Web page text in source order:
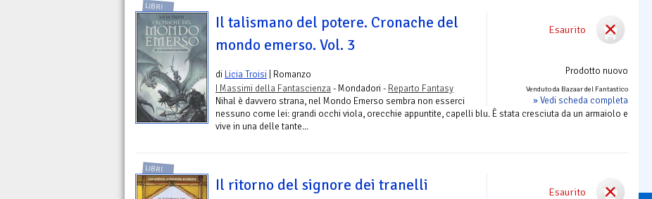
Esaurito
Prodotto nuovo
Venduto da Bazaar del Fantastico
» Vedi scheda completa
LIBRI
Il talismano del potere. Cronache del
mondo emerso. Vol. 3
di Licia Troisi | Romanzo
I Massimi della Fantascienza- Mondadori - Reparto Fantasy
Nihal è davvero strana, nel Mondo Emerso sembra non esserci
nessuno come lei: grandi occhi viola, orecchie appuntite, capelli blu. È stata cresciuta da un armaiolo e
vive in una delle tante...
Esaurito
LIBRI
Il ritorno del signore dei tranelli